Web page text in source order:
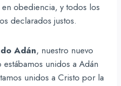
obediencia, y todos los
declarados justos.
Adán, nuestro nuevo
unidos a Adán
unidos a Cristo por la